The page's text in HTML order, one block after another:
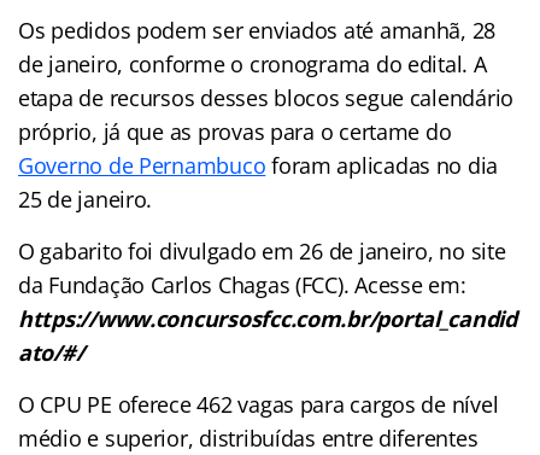
Os pedidos podem ser enviados até amanhã, 28
de janeiro, conforme o cronograma do edital. A
etapa de recursos desses blocos segue calendário
próprio, já que as provas para o certame do
Governo de Pernambuco foram aplicadas no dia
25 de janeiro.
O gabarito foi divulgado em 26 de janeiro, no site
da Fundação Carlos Chagas (FCC). Acesse em:
https://www.concursosfcc.com.br/portal_candid
ato/#/
O CPU PE oferece 462 vagas para cargos de nível
médio e superior, distribuídas entre diferentes